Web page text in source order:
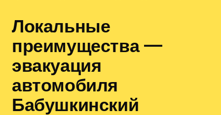
Локальные
преимущества —
эвакуация
автомобиля
Бабушкинский